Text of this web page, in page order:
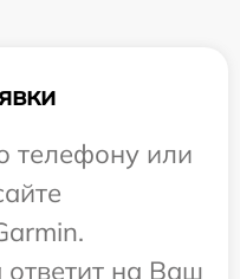
телефону или
ответит на Ваш